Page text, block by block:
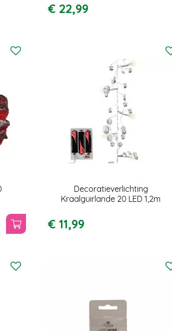
€ 22,99
Decoratieverlichting
Kraalguirlande 20 LED 1,2m
€ 11,99